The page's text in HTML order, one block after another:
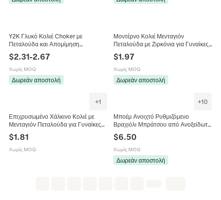
Y2K Γλυκό Κολιέ Choker με
Πεταλούδα και Απομίμηση
Σμάλτο Καρδιά Αστέρι Φίδι Νεράιδα
Κόσμημα
$2.31-2.67
Χωρίς MOQ
Δωρεάν αποστολή
Μοντέρνο Κολιέ Μενταγιόν
Πεταλούδα με Ζιρκόνια για Γυναίκες
Τιτανίου Κοσμήματα Μόδας
$1.97
Χωρίς MOQ
Δωρεάν αποστολή
+1
Επιχρυσωμένο Χάλκινο Κολιέ με
Μενταγιόν Πεταλούδα για Γυναίκες
Πολύχρωμο Ζιρκόνια Ζώο Γούρι
Αλυσίδα Κλείδας Δώρο
$1.81
Χωρίς MOQ
+10
Μποέμ Ανοιχτό Ρυθμιζόμενο
Βραχιόλι Μπράτσου από Ανοξείδωτο
Ατσάλι για Γυναίκες Κοσμήματα με
Λουλούδια Πεταλούδες και Αστερίες
$6.50
Χωρίς MOQ
Δωρεάν αποστολή